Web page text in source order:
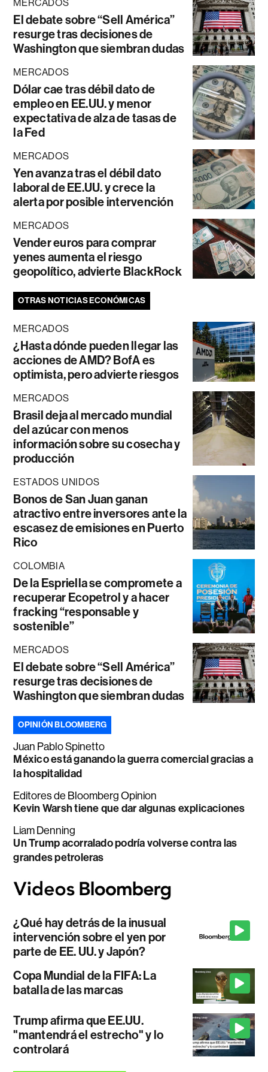
MERCADOS
El debate sobre “Sell América”
resurge tras decisiones de
Washington que siembran dudas
MERCADOS
Dólar cae tras débil dato de
empleo en EE.UU. y menor
expectativa de alza de tasas de
la Fed
MERCADOS
Yen avanza tras el débil dato
laboral de EE.UU. y crece la
alerta por posible intervención
MERCADOS
Vender euros para comprar
yenes aumenta el riesgo
geopolítico, advierte BlackRock
OTRAS NOTICIAS ECONÓMICAS
MERCADOS
¿Hasta dónde pueden llegar las
acciones de AMD? BofA es
optimista, pero advierte riesgos
MERCADOS
Brasil deja al mercado mundial
del azúcar con menos
información sobre su cosecha y
producción
ESTADOS UNIDOS
Bonos de San Juan ganan
atractivo entre inversores ante la
escasez de emisiones en Puerto
Rico
COLOMBIA
De la Espriella se compromete a
recuperar Ecopetrol y a hacer
fracking “responsable y
sostenible”
MERCADOS
El debate sobre “Sell América”
resurge tras decisiones de
Washington que siembran dudas
OPINIÓN BLOOMBERG
Juan Pablo Spinetto
México está ganando la guerra comercial gracias a
la hospitalidad
Editores de Bloomberg Opinion
Kevin Warsh tiene que dar algunas explicaciones
Liam Denning
Un Trump acorralado podría volverse contra las
grandes petroleras
¿Qué hay detrás de la inusual
intervención sobre el yen por
parte de EE. UU. y Japón?
Copa Mundial de la FIFA: La
batalla de las marcas
Trump afirma que EE.UU.
"mantendrá el estrecho" y lo
controlará